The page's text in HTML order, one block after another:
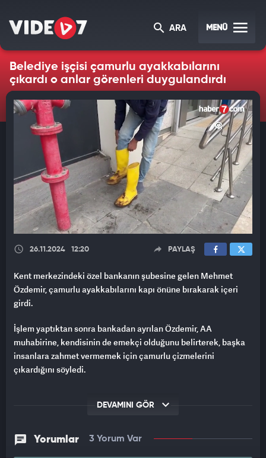
ARA MENÜ
Belediye işçisi çamurlu ayakkabılarını
çıkardı o anlar görenleri duygulandırdı
26.11.2024 12:20 PAYLAŞ
Kent merkezindeki özel bankanın şubesine gelen Mehmet
Özdemir, çamurlu ayakkabılarını kapı önüne bırakarak içeri
girdi.
İşlem yaptıktan sonra bankadan ayrılan Özdemir, AA
muhabirine, kendisinin de emekçi olduğunu belirterek, başka
insanlara zahmet vermemek için çamurlu çizmelerini
çıkardığını söyledi.
belirten Özdemir, "Bankadan para çekmem gerekiyordu.
girdim. İçerisi çok temizdi kirlensin istemedim." dedi.
DEVAMINI GÖR
Yorumlar 3 Yorum Var